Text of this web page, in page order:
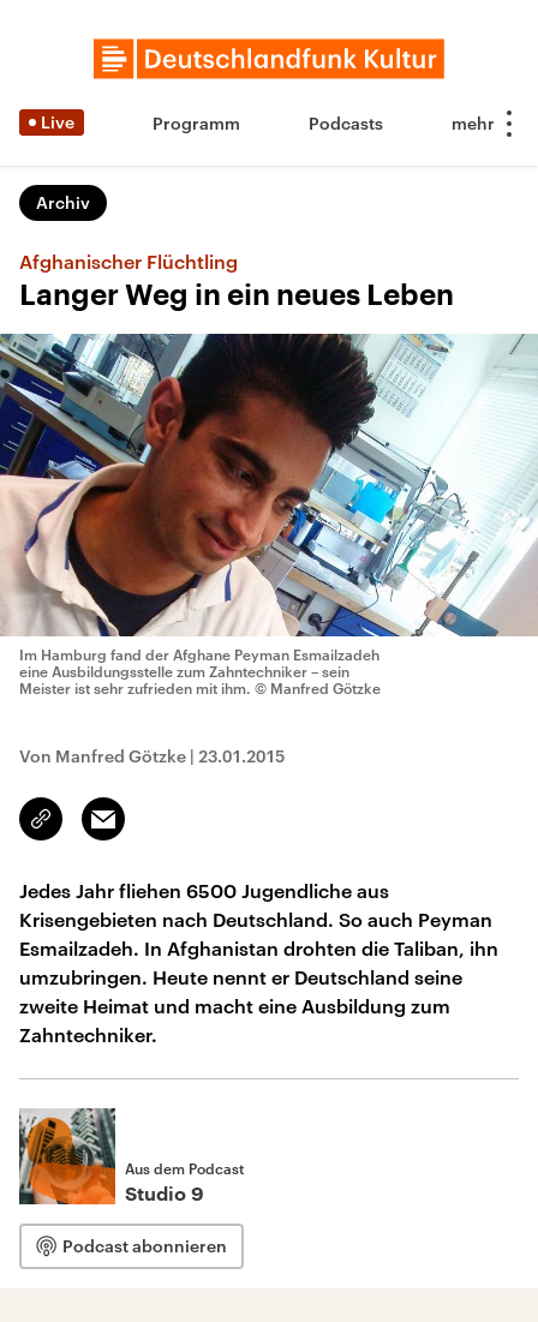
Live Programm Podcasts
Archiv
Afghanischer Flüchtling
Langer Weg in ein neues Leben
Im Hamburg fand der Afghane Peyman Esmailzadeh
eine Ausbildungsstelle zum Zahntechniker – sein
Meister ist sehr zufrieden mit ihm. © Manfred Götzke
Von Manfred Götzke | 23.01.2015
Link
kopieren/teilen
Email
Jedes Jahr fliehen 6500 Jugendliche aus
Krisengebieten nach Deutschland. So auch Peyman
Esmailzadeh. In Afghanistan drohten die Taliban, ihn
umzubringen. Heute nennt er Deutschland seine
zweite Heimat und macht eine Ausbildung zum
Zahntechniker.
Aus dem Podcast
Studio 9
Podcast abonnieren